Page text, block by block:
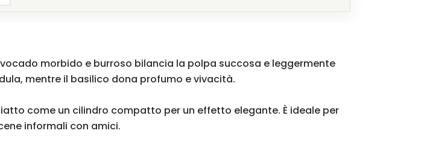
morbido e burroso bilancia la polpa succosa e leggermente
mentre il basilico dona profumo e vivacità.
come un cilindro compatto per un effetto elegante. È ideale per
informali con amici.